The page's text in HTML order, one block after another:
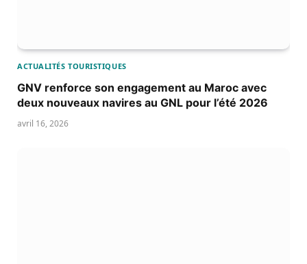
ACTUALITÉS TOURISTIQUES
GNV renforce son engagement au Maroc avec
deux nouveaux navires au GNL pour l’été 2026
avril 16, 2026